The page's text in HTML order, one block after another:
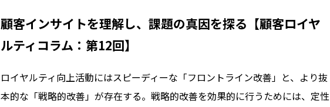
顧客インサイトを理解し、課題の真因を探る【顧客ロイヤ
ルティコラム：第12回】
ロイヤルティ向上活動にはスピーディーな「フロントライン改善」と、より抜
本的な「戦略的改善」が存在する。戦略的改善を効果的に行うためには、定性